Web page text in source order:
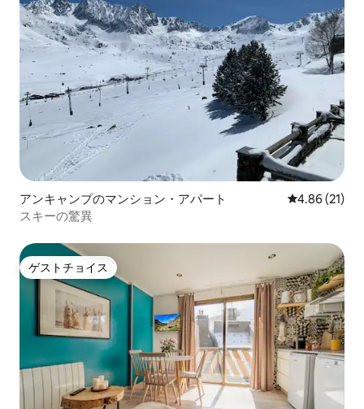
アンキャンプのマンション・アパート レビュー21
4.86 (21)
スキーの驚異
ゲストチョイス
ゲストチョイス